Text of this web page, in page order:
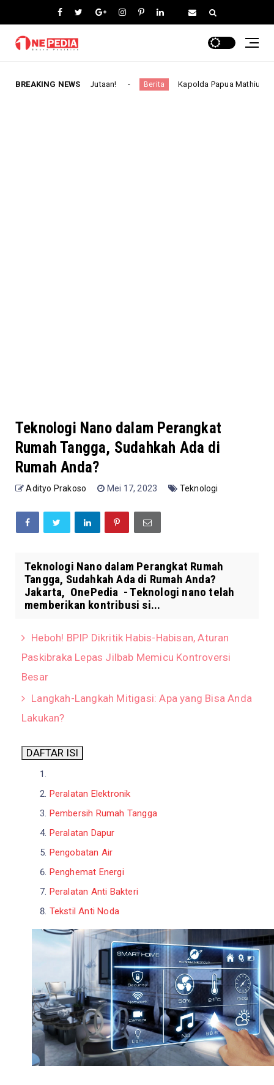
BREAKING NEWS
3 Jutaan! Berita Kapolda Papua Mathius Fakhiri: Strategi
Teknologi Nano dalam Perangkat
Rumah Tangga, Sudahkah Ada di
Rumah Anda?
Adityo Prakoso Mei 17, 2023 Teknologi
Teknologi Nano dalam Perangkat Rumah
Tangga, Sudahkah Ada di Rumah Anda?
Jakarta, OnePedia - Teknologi nano telah
memberikan kontribusi si...
Heboh! BPIP Dikritik Habis-Habisan, Aturan
Paskibraka Lepas Jilbab Memicu Kontroversi
Besar
Langkah-Langkah Mitigasi: Apa yang Bisa Anda
Lakukan?
DAFTAR ISI
Peralatan Elektronik
Pembersih Rumah Tangga
Peralatan Dapur
Pengobatan Air
Penghemat Energi
Peralatan Anti Bakteri
Tekstil Anti Noda